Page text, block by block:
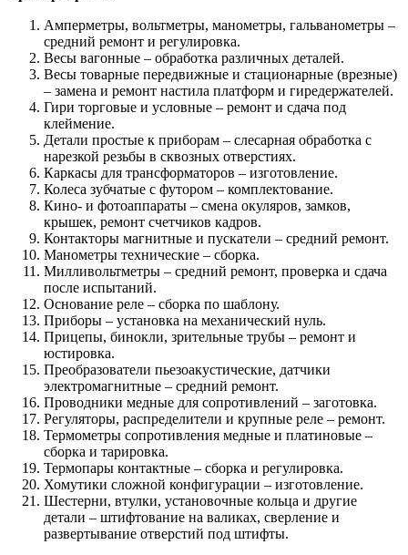
Амперметры, вольтметры, манометры, гальванометры –
средний ремонт и регулировка.
Весы вагонные – обработка различных деталей.
Весы товарные передвижные и стационарные (врезные)
– замена и ремонт настила платформ и гиредержателей.
Гири торговые и условные – ремонт и сдача под
клеймение.
Детали простые к приборам – слесарная обработка с
нарезкой резьбы в сквозных отверстиях.
Каркасы для трансформаторов – изготовление.
Колеса зубчатые с футором – комплектование.
Кино- и фотоаппараты – смена окуляров, замков,
крышек, ремонт счетчиков кадров.
Контакторы магнитные и пускатели – средний ремонт.
Манометры технические – сборка.
Милливольтметры – средний ремонт, проверка и сдача
после испытаний.
Основание реле – сборка по шаблону.
Приборы – установка на механический нуль.
Прицепы, бинокли, зрительные трубы – ремонт и
юстировка.
Преобразователи пьезоакустические, датчики
электромагнитные – средний ремонт.
Проводники медные для сопротивлений – заготовка.
Регуляторы, распределители и крупные реле – ремонт.
Термометры сопротивления медные и платиновые –
сборка и тарировка.
Термопары контактные – сборка и регулировка.
Хомутики сложной конфигурации – изготовление.
Шестерни, втулки, установочные кольца и другие
детали – штифтование на валиках, сверление и
развертывание отверстий под штифты.